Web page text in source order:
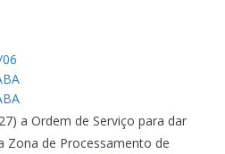
a Ordem de Serviço para dar
Zona de Processamento de